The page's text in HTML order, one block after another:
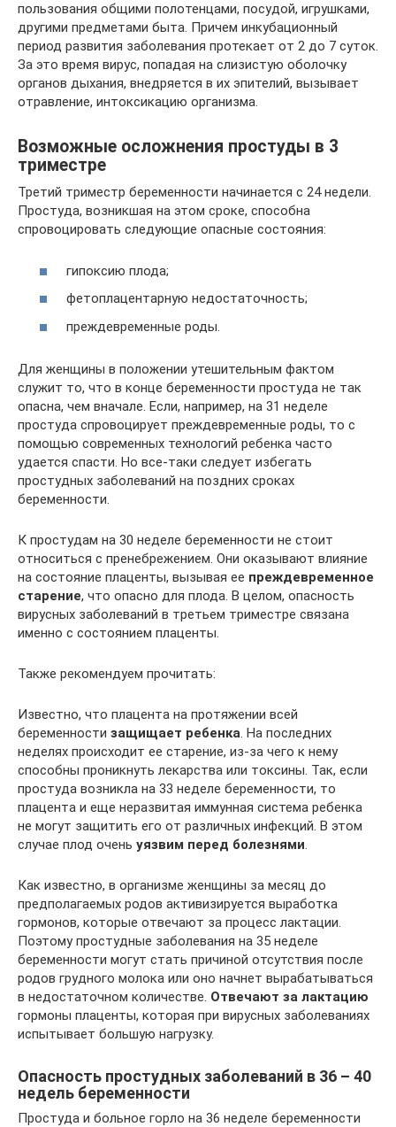
пользования общими полотенцами, посудой, игрушками,
другими предметами быта. Причем инкубационный
период развития заболевания протекает от 2 до 7 суток.
За это время вирус, попадая на слизистую оболочку
органов дыхания, внедряется в их эпителий, вызывает
отравление, интоксикацию организма.
Возможные осложнения простуды в 3
триместре
Третий триместр беременности начинается с 24 недели.
Простуда, возникшая на этом сроке, способна
спровоцировать следующие опасные состояния:
гипоксию плода;
фетоплацентарную недостаточность;
преждевременные роды.
Для женщины в положении утешительным фактом
служит то, что в конце беременности простуда не так
опасна, чем вначале. Если, например, на 31 неделе
простуда спровоцирует преждевременные роды, то с
помощью современных технологий ребенка часто
удается спасти. Но все-таки следует избегать
простудных заболеваний на поздних сроках
беременности.
К простудам на 30 неделе беременности не стоит
относиться с пренебрежением. Они оказывают влияние
на состояние плаценты, вызывая ее преждевременное
старение, что опасно для плода. В целом, опасность
вирусных заболеваний в третьем триместре связана
именно с состоянием плаценты.
Также рекомендуем прочитать:
Известно, что плацента на протяжении всей
беременности защищает ребенка . На последних
неделях происходит ее старение, из-за чего к нему
способны проникнуть лекарства или токсины. Так, если
простуда возникла на 33 неделе беременности, то
плацента и еще неразвитая иммунная система ребенка
не могут защитить его от различных инфекций. В этом
случае плод очень уязвим перед болезнями
Как известно, в организме женщины за месяц до
предполагаемых родов активизируется выработка
гормонов, которые отвечают за процесс лактации.
Поэтому простудные заболевания на 35 неделе
беременности могут стать причиной отсутствия после
родов грудного молока или оно начнет вырабатываться
в недостаточном количестве. Отвечают за лактацию
гормоны плаценты, которая при вирусных заболеваниях
испытывает большую нагрузку.
Опасность простудных заболеваний в 36 – 40
недель беременности
Простуда и больное горло на 36 неделе беременности